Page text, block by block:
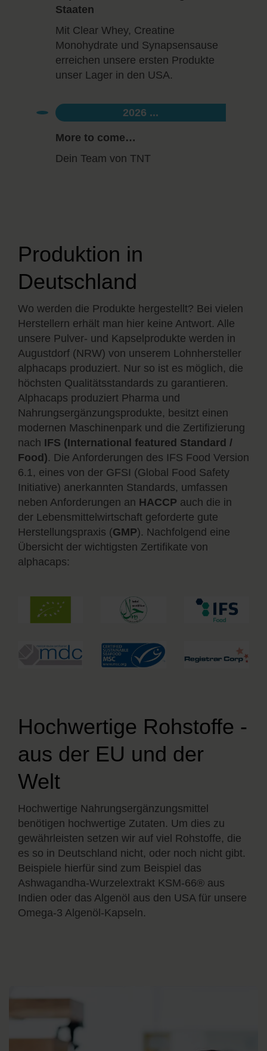
Staaten
Mit Clear Whey, Creatine
Monohydrate und Synapsensause
erreichen unsere ersten Produkte
unser Lager in den USA.
2026 ...
More to come…
Dein Team von TNT
Produktion in
Deutschland
Wo werden die Produkte hergestellt? Bei vielen
Herstellern erhält man hier keine Antwort. Alle
unsere Pulver- und Kapselprodukte werden in
Augustdorf (NRW) von unserem Lohnhersteller
alphacaps produziert. Nur so ist es möglich, die
höchsten Qualitätsstandards zu garantieren.
Alphacaps produziert Pharma und
Nahrungsergänzungsprodukte, besitzt einen
modernen Maschinenpark und die Zertifizierung
nach IFS (International featured Standard /
Food). Die Anforderungen des IFS Food Version
6.1, eines von der GFSI (Global Food Safety
Initiative) anerkannten Standards, umfassen
neben Anforderungen an HACCP auch die in
der Lebensmittelwirtschaft geforderte gute
Herstellungspraxis (GMP). Nachfolgend eine
Übersicht der wichtigsten Zertifikate von
alphacaps:
Hochwertige Rohstoffe -
aus der EU und der
Welt
Hochwertige Nahrungsergänzungsmittel
benötigen hochwertige Zutaten. Um dies zu
gewährleisten setzen wir auf viel Rohstoffe, die
es so in Deutschland nicht, oder noch nicht gibt.
Beispiele hierfür sind zum Beispiel das
Ashwagandha-Wurzelextrakt KSM-66® aus
Indien oder das Algenöl aus den USA für unsere
Omega-3 Algenöl-Kapseln.